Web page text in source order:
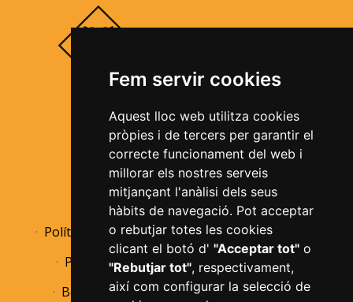
Fem servir cookies
Aquest lloc web utilitza cookies
pròpies i de tercers per garantir el
correcte funcionament del web i
millorar els nostres serveis
mitjançant l'anàlisi dels seus
hàbits de navegació. Pot acceptar
o rebutjar totes les cookies
clicant el botó d' "Acceptar tot"o
"Rebutjar tot", respectivament,
així com configurar la selecció de
19 20 21 22
24 26 27 28 29
Segueix-nos a les xarxes socials
Avís legal
Política de privacitat
Política de cookies
Informació bàsica RGPD
Política de devolucions
Accessibilitat
Borsa de treball
Perfil de contractant